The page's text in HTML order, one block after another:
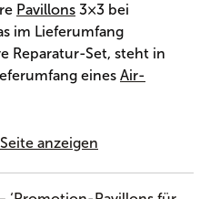
Pavillons 3×3 bei
im Lieferumfang
Reparatur-Set, steht in
eines Air-
anzeigen